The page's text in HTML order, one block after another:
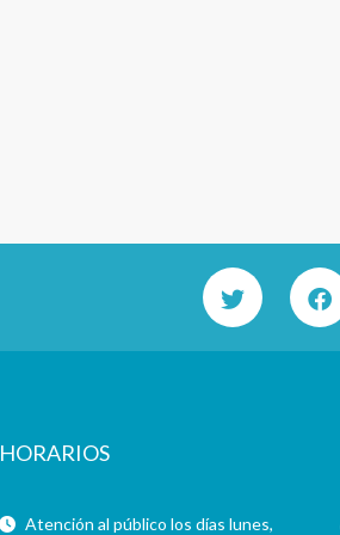
HORARIOS
Atención al público los días lunes,